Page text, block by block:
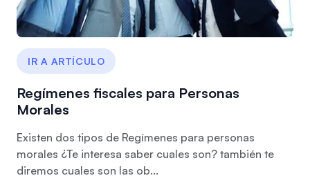
IR A ARTÍCULO
Regímenes fiscales para Personas
Morales
Existen dos tipos de Regímenes para personas
morales ¿Te interesa saber cuales son? también te
diremos cuales son las ob...